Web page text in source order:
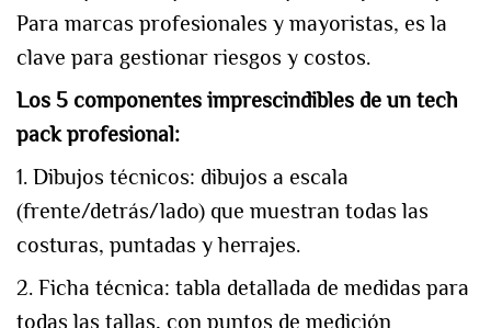
Para marcas profesionales y mayoristas, es la
clave para gestionar riesgos y costos.
Los 5 componentes imprescindibles de un tech
pack profesional:
1. Dibujos técnicos: dibujos a escala
(frente/detrás/lado) que muestran todas las
costuras, puntadas y herrajes.
2. Ficha técnica: tabla detallada de medidas para
todas las tallas, con puntos de medición